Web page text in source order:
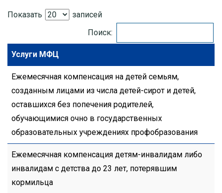
Показать
записей
Поиск:
Услуги МФЦ
Ежемесячная компенсация на детей семьям,
созданным лицами из числа детей-сирот и детей,
оставшихся без попечения родителей,
обучающимися очно в государственных
образовательных учреждениях профобразования
Ежемесячная компенсация детям-инвалидам либо
инвалидам с детства до 23 лет, потерявшим
кормильца